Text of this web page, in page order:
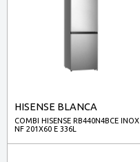
HISENSE BLANCA
COMBI HISENSE RB440N4BCE INOX
NF 201X60 E 336L